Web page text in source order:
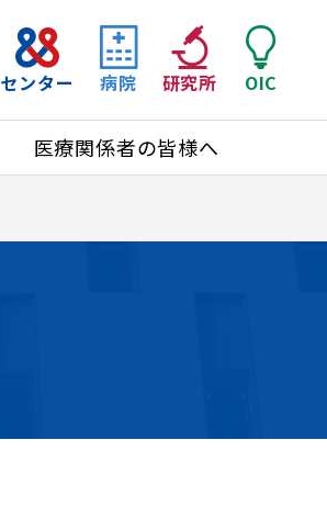
医療関係者の皆様へ
センター 病院 研究所 OIC